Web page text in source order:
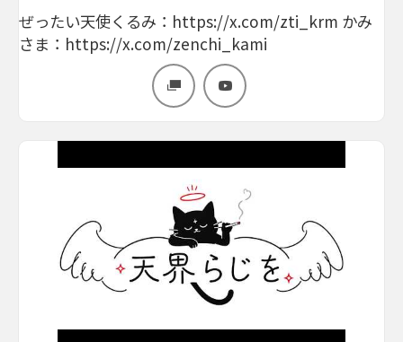
ぜったい天使くるみ：https://x.com/zti_krm かみ
さま：https://x.com/zenchi_kami